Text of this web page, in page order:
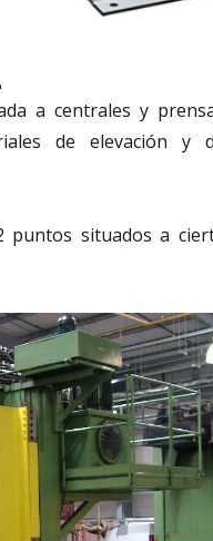
a centrales y
de elevación y
puntos situados a